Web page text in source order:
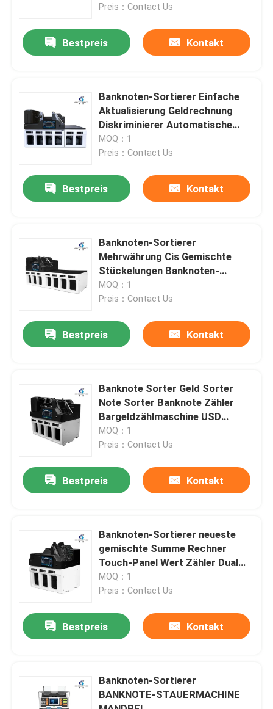
Über uns
Werksbesichtigung
Kontakt mit uns
Nachrichten
Alle Fälle
Banknoten-Sortierer
CIS
Preis：Contact Us
Bestpreis Kontakt
Banknoten-Sortierer Einfache
Aktualisierung Geldrechnung
Diskriminierer Automatische
Note
MOQ：1
Preis：Contact Us
Bestpreis Kontakt
Banknoten-Sortierer
Mehrwährung Cis Gemischte
Stückelungen Banknoten-
Sortiermaschine Wert von
Rechnungen Geldzähler
MOQ：1
Preis：Contact Us
Bestpreis Kontakt
Banknote Sorter Geld Sorter
Note Sorter Banknote Zähler
Bargeldzählmaschine USD
Mehrwährungszählung Sortieren
MOQ：1
Preis：Contact Us
Bestpreis Kontakt
Banknoten-Sortierer neueste
gemischte Summe Rechner
Touch-Panel Wert Zähler Dual
CIS Geldzähler Fälschung
Banknoten-Sortierer
MOQ：1
Preis：Contact Us
Bestpreis Kontakt
Banknoten-Sortierer
BANKNOTE-STAUERMACHINE